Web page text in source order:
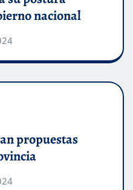
nacional
propuestas